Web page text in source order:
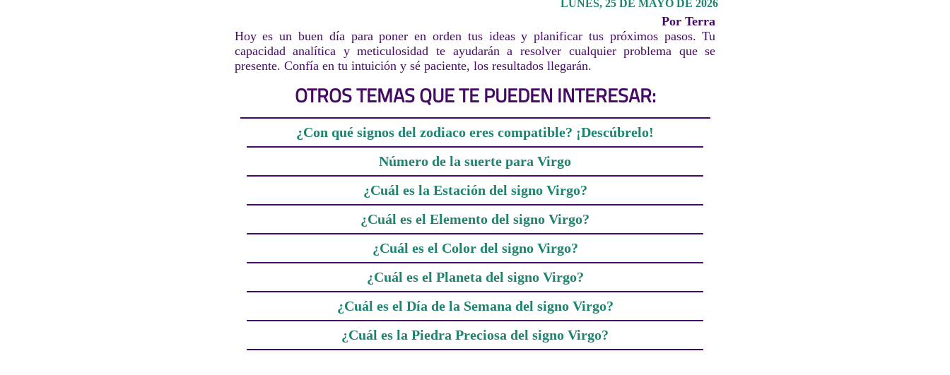
LUNES, 25 DE MAYO DE 2026
Por Terra
Hoy es un buen día para poner en orden tus ideas y planificar tus próximos pasos. Tu
capacidad analítica y meticulosidad te ayudarán a resolver cualquier problema que se
presente. Confía en tu intuición y sé paciente, los resultados llegarán.
OTROS TEMAS QUE TE PUEDEN INTERESAR:
¿Con qué signos del zodiaco eres compatible? ¡Descúbrelo!
Número de la suerte para Virgo
¿Cuál es la Estación del signo Virgo?
¿Cuál es el Elemento del signo Virgo?
¿Cuál es el Color del signo Virgo?
¿Cuál es el Planeta del signo Virgo?
¿Cuál es el Día de la Semana del signo Virgo?
¿Cuál es la Piedra Preciosa del signo Virgo?